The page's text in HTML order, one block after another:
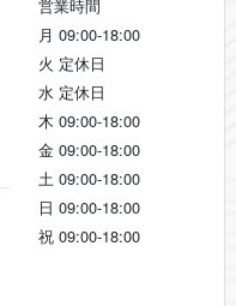
営業時間
月 09:00-18:00
火 定休日
水 定休日
木 09:00-18:00
金 09:00-18:00
土 09:00-18:00
日 09:00-18:00
祝 09:00-18:00